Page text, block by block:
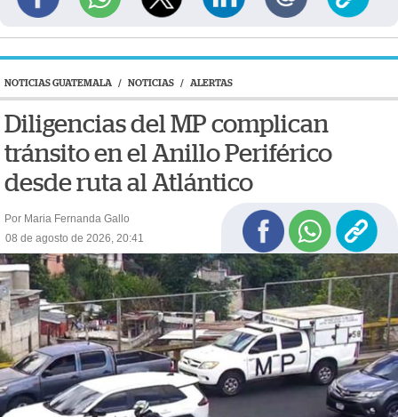
NOTICIAS GUATEMALA / NOTICIAS / ALERTAS
Diligencias del MP complican
tránsito en el Anillo Periférico
desde ruta al Atlántico
Por Maria Fernanda Gallo
08 de agosto de 2026, 20:41